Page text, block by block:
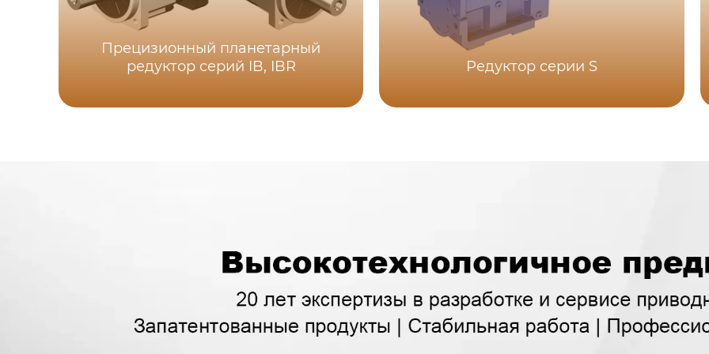
Прецизионный планетарный
редуктор серий IB, IBR
Редуктор серии S